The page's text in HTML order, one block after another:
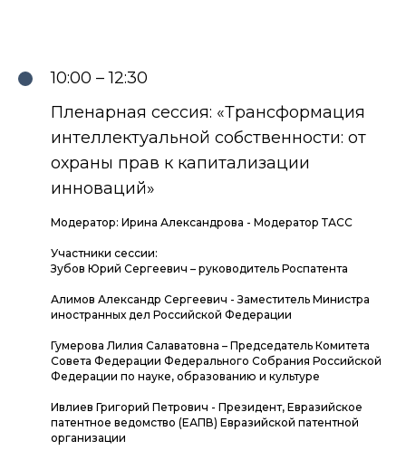
10:00 – 12:30
Пленарная сессия: «Трансформация
интеллектуальной собственности: от
охраны прав к капитализации
инноваций»
Модератор: Ирина Александрова - Модератор ТАСС
Участники сессии:
Зубов Юрий Сергеевич – руководитель Роспатента
Алимов Александр Сергеевич - Заместитель Министра
иностранных дел Российской Федерации
Гумерова Лилия Салаватовна – Председатель Комитета
Совета Федерации Федерального Собрания Российской
Федерации по науке, образованию и культуре
Ивлиев Григорий Петрович - Президент, Евразийское
патентное ведомство (ЕАПВ) Евразийской патентной
организации